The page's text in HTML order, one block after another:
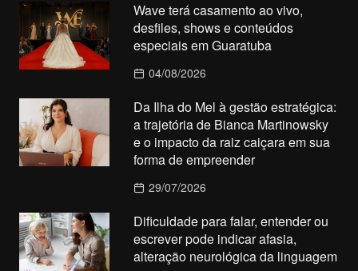
Wave terá casamento ao vivo,
desfiles, shows e conteúdos
especiais em Guaratuba
04/08/2026
Da Ilha do Mel à gestão estratégica:
a trajetória de Bianca Martinowsky
e o impacto da raiz caiçara em sua
forma de empreender
29/07/2026
Dificuldade para falar, entender ou
escrever pode indicar afasia,
alteração neurológica da linguagem